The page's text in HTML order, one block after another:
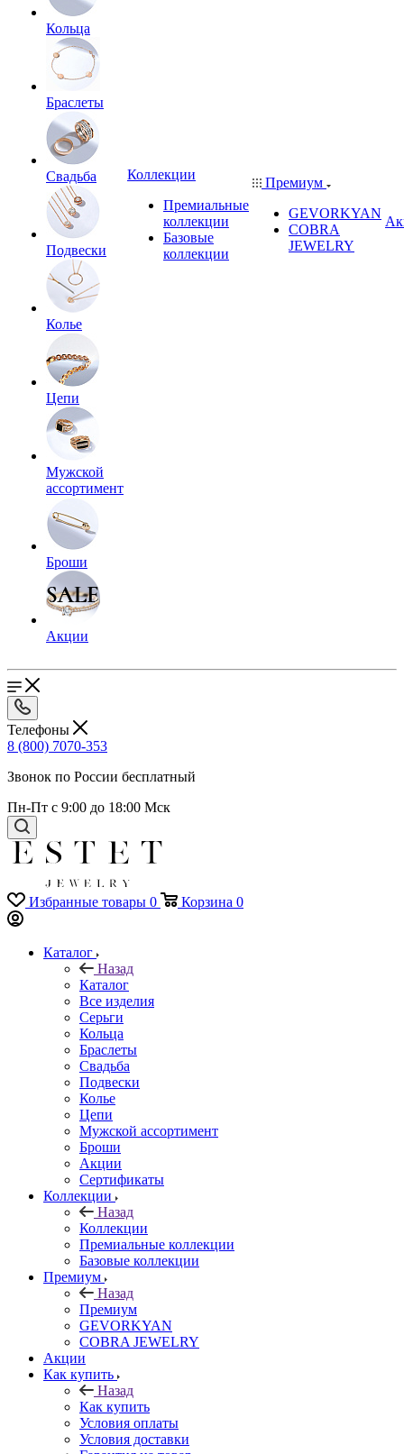
Кольца
Браслеты
Свадьба
Подвески
Колье
Цепи
Мужской
ассортимент
Броши
Акции
Коллекции
Премиальные
коллекции
Базовые
коллекции
Премиум
GEVORKYAN
COBRA
JEWELRY
Телефоны
8 (800) 7070-353
Звонок по России бесплатный
Пн-Пт с 9:00 до 18:00 Мск
Избранные товары 0 Корзина 0
Каталог
Назад
Каталог
Все изделия
Серьги
Кольца
Браслеты
Свадьба
Подвески
Колье
Цепи
Мужской ассортимент
Броши
Акции
Сертификаты
Коллекции
Назад
Коллекции
Премиальные коллекции
Базовые коллекции
Премиум
Назад
Премиум
GEVORKYAN
COBRA JEWELRY
Акции
Как купить
Назад
Как купить
Условия оплаты
Условия доставки